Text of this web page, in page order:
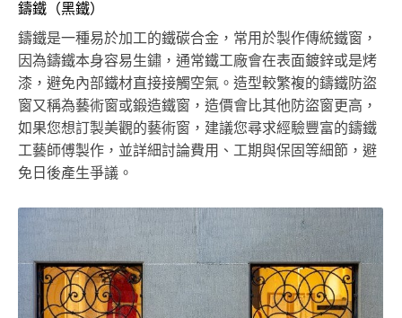
鑄鐵（黑鐵）
鑄鐵是一種易於加工的鐵碳合金，常用於製作傳統鐵窗，
因為鑄鐵本身容易生鏽，通常鐵工廠會在表面鍍鋅或是烤
漆，避免內部鐵材直接接觸空氣。造型較繁複的鑄鐵防盜
窗又稱為藝術窗或鍛造鐵窗，造價會比其他防盜窗更高，
如果您想訂製美觀的藝術窗，建議您尋求經驗豐富的鑄鐵
工藝師傅製作，並詳細討論費用、工期與保固等細節，避
免日後產生爭議。